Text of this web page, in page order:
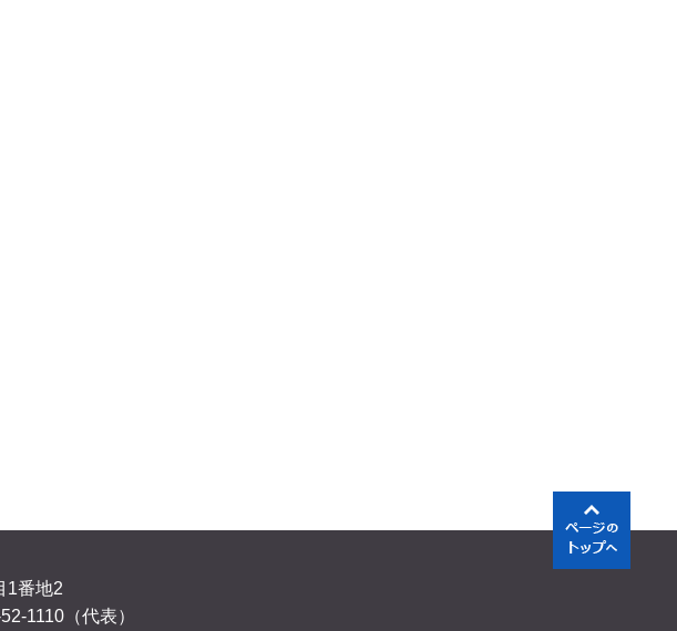
1番地2
1110（代表）